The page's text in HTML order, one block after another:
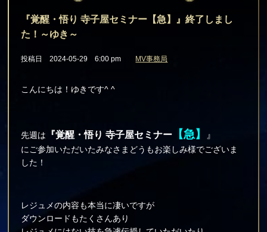
『覚醒・悟り 寺子屋セミナー【急】』終了しまし
た！～ゆき～
投稿日 2024-05-29 6:00 pm MV事務局
こんにちは！ゆきです^ ^
先週は 『覚醒・悟り 寺子屋セミナー 【急】 』
にご参加いただいたみなさまどうもお楽しみ様でございま
した！
レジュメの内容も本当に凄いですが
ダウンロードもたくさんあり